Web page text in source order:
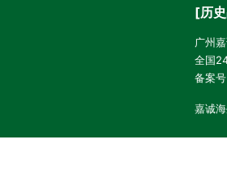
[历
广州
全国
备案
嘉诚